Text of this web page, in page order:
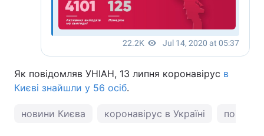
Як повідомляв УНІАН, 13 липня коронавірус в
Києві знайшли у 56 осіб.
новини Києва коронавірус в Україні погода